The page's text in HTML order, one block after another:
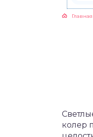
Главная
колер